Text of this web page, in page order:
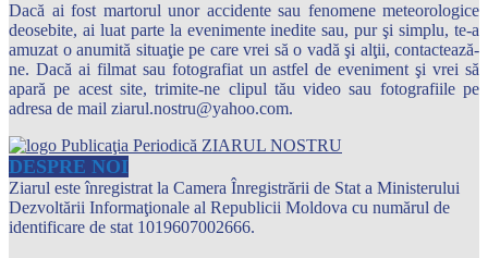
Dacă ai fost martorul unor accidente sau fenomene meteorologice
deosebite, ai luat parte la evenimente inedite sau, pur şi simplu, te-a
amuzat o anumită situaţie pe care vrei să o vadă şi alţii, contactează-
ne. Dacă ai filmat sau fotografiat un astfel de eveniment şi vrei să
apară pe acest site, trimite-ne clipul tău video sau fotografiile pe
adresa de mail ziarul.nostru@yahoo.com.
DESPRE NOI
Ziarul este înregistrat la Camera Înregistrării de Stat a Ministerului
Dezvoltării Informaţionale al Republicii Moldova cu numărul de
identificare de stat 1019607002666.